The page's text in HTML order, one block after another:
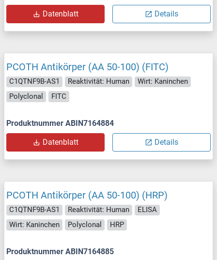
Datenblatt Details
PCOTH Antikörper (AA 50-100) (FITC)
C1QTNF9B-AS1 Reaktivität: Human
Wirt: Kaninchen
Polyclonal
FITC
Produktnummer ABIN7164884
Datenblatt Details
PCOTH Antikörper (AA 50-100) (HRP)
C1QTNF9B-AS1 Reaktivität: Human
ELISA
Wirt: Kaninchen
Polyclonal HRP
Produktnummer ABIN7164885